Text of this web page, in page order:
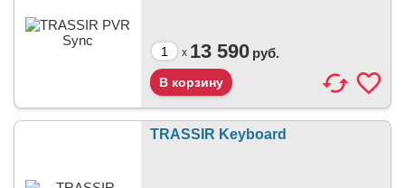
x 13 590 руб.
TRASSIR Keyboard